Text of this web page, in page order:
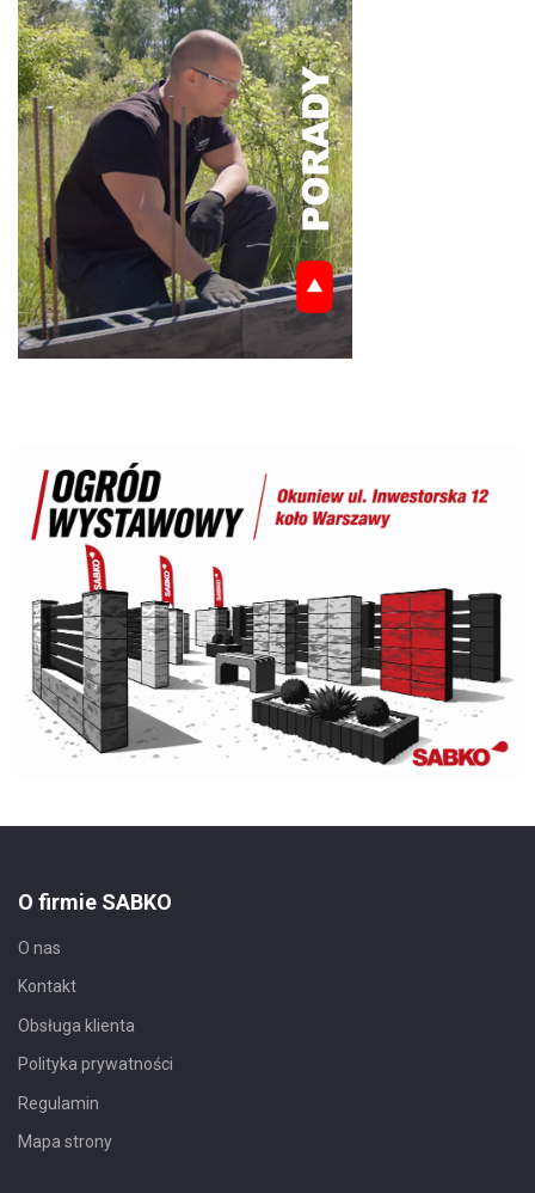
O firmie SABKO
O nas
Kontakt
Obsługa klienta
Polityka prywatności
Regulamin
Mapa strony